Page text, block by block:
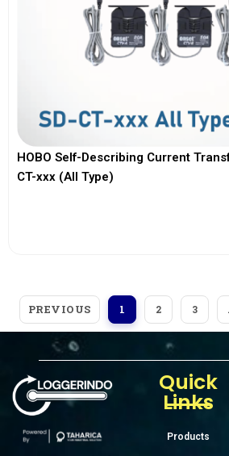
HOBO Self-Describing Current
CT-xxx (All Type)
PREVIOUS 1 2 3
Quick
Links
Products